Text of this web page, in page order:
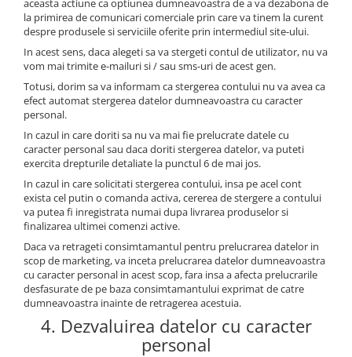
aceasta actiune ca optiunea dumneavoastra de a va dezabona de
la primirea de comunicari comerciale prin care va tinem la curent
despre produsele si serviciile oferite prin intermediul site-ului.
In acest sens, daca alegeti sa va stergeti contul de utilizator, nu va
vom mai trimite e-mailuri si / sau sms-uri de acest gen.
Totusi, dorim sa va informam ca stergerea contului nu va avea ca
efect automat stergerea datelor dumneavoastra cu caracter
personal.
In cazul in care doriti sa nu va mai fie prelucrate datele cu
caracter personal sau daca doriti stergerea datelor, va puteti
exercita drepturile detaliate la punctul 6 de mai jos.
In cazul in care solicitati stergerea contului, insa pe acel cont
exista cel putin o comanda activa, cererea de stergere a contului
va putea fi inregistrata numai dupa livrarea produselor si
finalizarea ultimei comenzi active.
Daca va retrageti consimtamantul pentru prelucrarea datelor in
scop de marketing, va inceta prelucrarea datelor dumneavoastra
cu caracter personal in acest scop, fara insa a afecta prelucrarile
desfasurate de pe baza consimtamantului exprimat de catre
dumneavoastra inainte de retragerea acestuia.
4. Dezvaluirea datelor cu caracter
personal